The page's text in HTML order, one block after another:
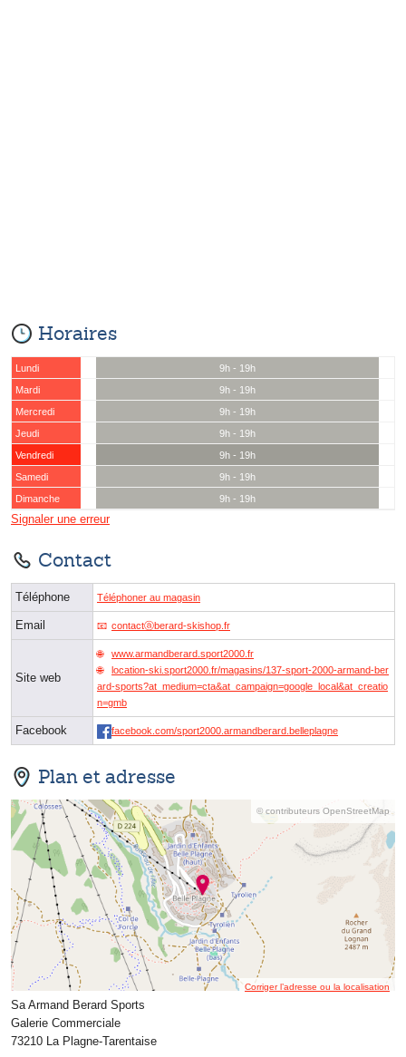
Horaires
Lundi
9h - 19h
Mardi
9h - 19h
Mercredi
9h - 19h
Jeudi
9h - 19h
Vendredi
9h - 19h
Samedi
9h - 19h
Dimanche
9h - 19h
Signaler une erreur
Contact
Téléphone Téléphoner au magasin
Email contactⓐberard-skishop.fr
Site web
www.armandberard.sport2000.fr
location-ski.sport2000.fr/magasins/137-sport-2000-armand-ber
ard-sports?at_medium=cta&at_campaign=google_local&at_creatio
n=gmb
Facebook facebook.com/sport2000.armandberard.belleplagne
Plan et adresse
© contributeurs OpenStreetMap
Corriger l’adresse ou la localisation
Sa Armand Berard Sports
Galerie Commerciale
73210 La Plagne-Tarentaise